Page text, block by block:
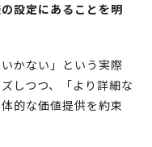
設定にあることを明
かない」という実際
しつつ、「より詳細な
的な価値提供を約束